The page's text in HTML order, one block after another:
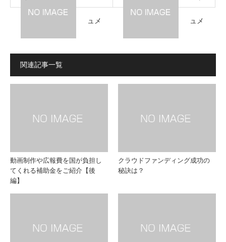
ュメ
「YES/NO
ュメ
のコ
を捨
関連記事一覧
動画制作や広報費を国が負担し
てくれる補助金をご紹介【後
編】
クラウドファンディング成功の
秘訣は？